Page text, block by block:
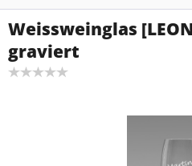
Weissweinglas
graviert